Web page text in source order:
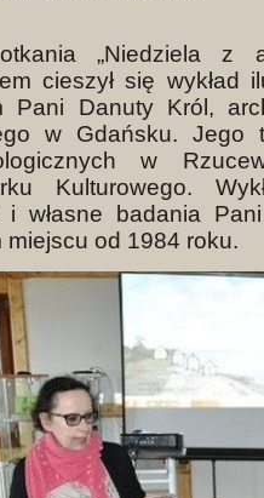
„Niedziela z
cieszył się wykład
Pani Danuty Król,
w Gdańsku. Jego
w
Kulturowego.
i własne badania
miejscu od 1984 roku.